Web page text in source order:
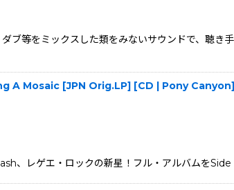
絞り込む
ダブ等をミックスした類をみないサウンドで、
A Mosaic [JPN Orig.LP] [CD | Pony Canyon]
、レゲエ・ロックの新星！フル・アルバムを